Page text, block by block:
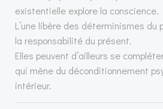
existentielle explore la conscience.
L’une libère des déterminismes du
la responsabilité du présent.
Elles peuvent d’ailleurs se
qui mène du déconditionnement
intérieur.